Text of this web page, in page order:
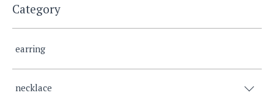
Category
earring
necklace